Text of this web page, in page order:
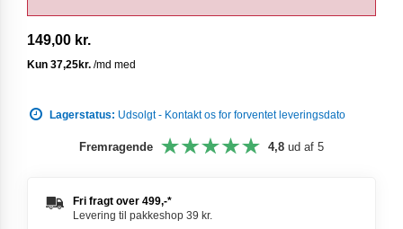
149,00 kr.
Lagerstatus: Udsolgt - Kontakt os for forventet leveringsdato
Fremragende 4,8 ud af 5
Fri fragt over 499,-*
Levering til pakkeshop 39 kr.